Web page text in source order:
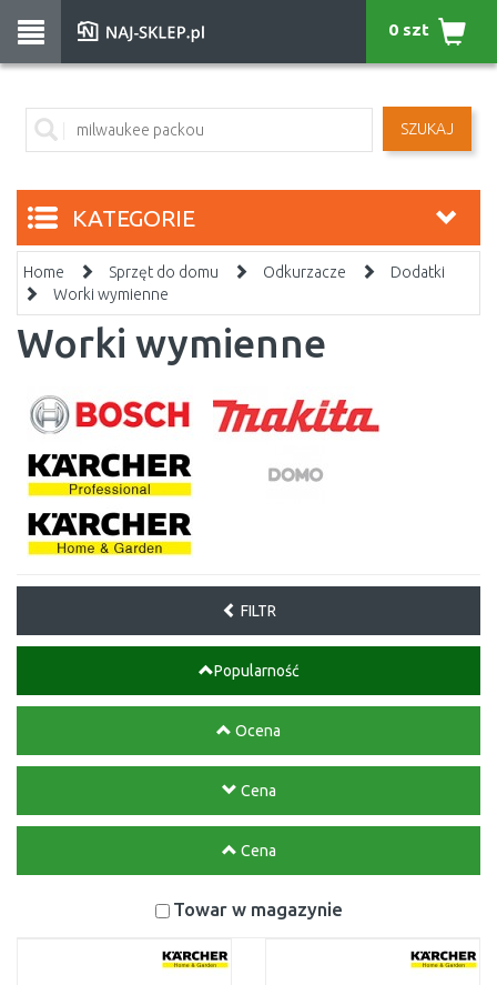
SZUKAJ
0 szt
KATEGORIE
Home Sprzęt do domu Odkurzacze
Dodatki
Worki wymienne
Worki wymienne
FILTR
Popularność
Ocena
Cena
Cena
Towar w magazynie